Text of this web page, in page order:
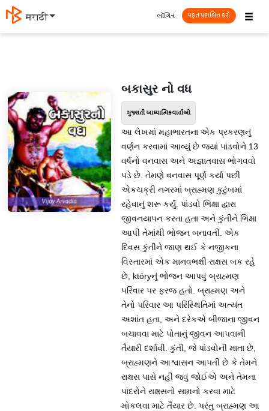
मराठी ☰
લૉગિન મફત પ્રકાશિત કરો
બકાસુર નો વધ
ગુજરાતી આધ્યાત્મિક વાર્તાઓ
આ લેખમાં મહાભારતના એક પ્રકરણનું
વર્ણન કરવામાં આવ્યું છે જ્યાં પાંડવોને 13
વર્ષનો વનવાસ અને અજ્ઞાતવાસ ભોગવવો
પડે છે. તેમણે વનવાસ પૂર્ણ કર્યા પછી
એકચક્રી નગરમાં બ્રાહ્મણ કુટુંબમાં
રહેવાનું શરૂ કર્યું. પાંડવો ભિક્ષા દ્વારા
જીવનયાપન કરતા હતા અને કુંતીને ભિક્ષા
આપી તેમાંથી ભોજન બનાવતી. એક
દિવસ કુંતીને જાણ થઈ કે નજીકના
વિસ્તારમાં એક માનવભક્ષી રાક્ષસ બક રહે
છે, któryનું ભોજન આપવું બ્રાહ્મણ
પરિવાર પર ફરજ હતો. બ્રાહ્મણ અને
તેનો પરિવાર આ પરિસ્થિતિમાં અત્યંત
અશાંત હતા, અને દરેકએ બીજાના જીવન
બચાવવા માટે પોતાનું જીવન આપવાની
તૈયારી દર્શાવી. કુંતી, જે પાંડવોની માતા છે,
બ્રાહ્મણને આશ્વાસન આપતી છે કે તેમને
રાક્ષસ પાસે નહીં જવું જોઈએ અને તેમના
પાંદરોને રાક્ષસનો સામનો કરવા માટે
મોકલવા માટે તૈયાર છે. પરંતુ બ્રાહ્મણ આ